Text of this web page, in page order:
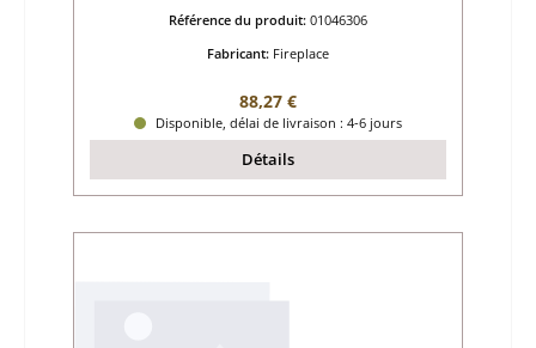
Référence du produit: 01046306
Fabricant: Fireplace
Prix régulier :
88,27 €
Disponible, délai de livraison : 4-6 jours
Détails